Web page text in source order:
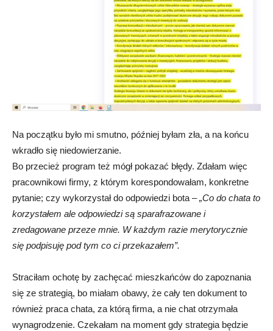
Na początku było mi smutno, później byłam zła, a na końcu
wkradło się niedowierzanie.
Bo przecież program też mógł pokazać błędy. Zdałam więc
pracownikowi firmy, z którym korespondowałam, konkretne
pytanie; czy wykorzystał do odpowiedzi bota –„Co do chata to
korzystałem ale odpowiedzi są sparafrazowane i
zredagowane przeze mnie. W każdym razie merytorycznie
się podpisuję pod tym co ci przekazałem”.
Straciłam ochotę by zachęcać mieszkańców do zapoznania
się ze strategią, bo miałam obawy, że cały ten dokument to
również praca chata, za którą firma, a nie chat otrzymała
wynagrodzenie. Czekałam na moment gdy strategia będzie